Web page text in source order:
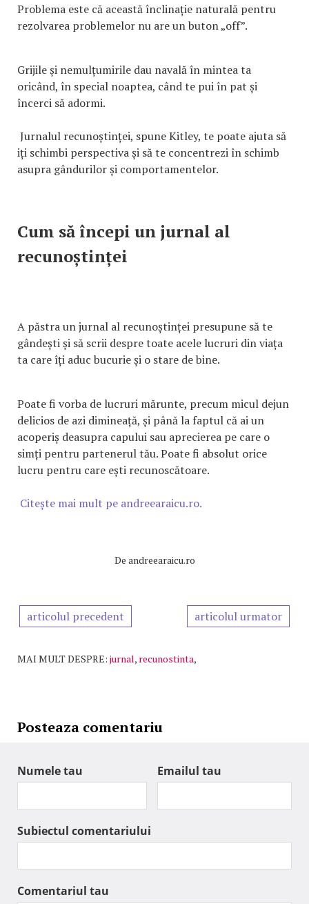
Problema este că această înclinație naturală pentru
rezolvarea problemelor nu are un buton „off”.
Grijile și nemulțumirile dau navală în mintea ta
oricând, în special noaptea, când te pui în pat și
încerci să adormi.
Jurnalul recunoștinței, spune Kitley, te poate ajuta să
iți schimbi perspectiva și să te concentrezi în schimb
asupra gândurilor și comportamentelor.
Cum să începi un jurnal al
recunoștinței
A păstra un jurnal al recunoștinței presupune să te
gândești și să scrii despre toate acele lucruri din viața
ta care îți aduc bucurie și o stare de bine.
Poate fi vorba de lucruri mărunte, precum micul dejun
delicios de azi dimineață, și până la faptul că ai un
acoperiș deasupra capului sau aprecierea pe care o
simți pentru partenerul tău. Poate fi absolut orice
lucru pentru care ești recunoscătoare.
Citește mai mult pe andreearaicu.ro.
De andreearaicu.ro
articolul precedent articolul urmator
MAI MULT DESPRE: jurnal, recunostinta,
Posteaza comentariu
Numele tau Emailul tau
Subiectul comentariului
Comentariul tau